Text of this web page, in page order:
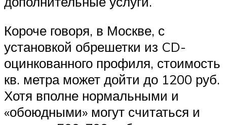
Короче говоря, в Москве, с
установкой обрешетки из CD-
оцинкованного профиля, стоимость
кв. метра может дойти до 1200 руб.
Хотя вполне нормальными и
«обоюдными» могут считаться и